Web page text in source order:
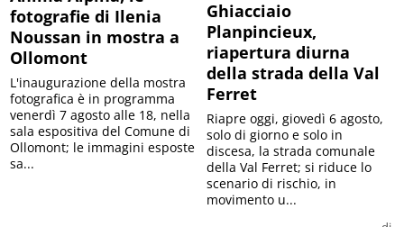
fotografie di Ilenia
Noussan in mostra a
Ollomont
L'inaugurazione della mostra
fotografica è in programma
venerdì 7 agosto alle 18, nella
sala espositiva del Comune di
Ollomont; le immagini esposte
sa...
Ghiacciaio
Planpincieux,
riapertura diurna
della strada della Val
Ferret
Riapre oggi, giovedì 6 agosto,
solo di giorno e solo in
discesa, la strada comunale
della Val Ferret; si riduce lo
scenario di rischio, in
movimento u...